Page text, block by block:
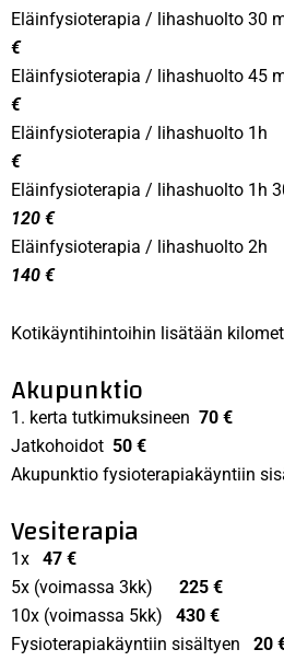
Eläinfysioterapia /
€
Eläinfysioterapia /
€
Eläinfysioterapia /
€
Eläinfysioterapia /
120 €
Eläinfysioterapia /
140 €
Kotikäyntihintoihin lisätään
Akupunktio
1. kerta tutkimuksineen 70 €
Jatkohoidot 50 €
Akupunktio fysioterapiakäyntiin
Vesiterapia
1x 47 €
5x (voimassa 3kk) 225 €
10x (voimassa 5kk) 430 €
Fysioterapiakäyntiin sisältyen 20